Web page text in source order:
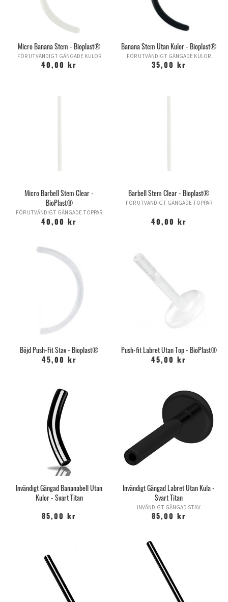
Micro Banana Stem - Bioplast®
FÖR UTVÄNDIGT GÄNGADE KULOR
40,00 kr
Banana Stem Utan Kulor - Bioplast®
FÖR UTVÄNDIGT GÄNGADE KULOR
35,00 kr
Micro Barbell Stem Clear -
BioPlast®
FÖR UTVÄNDIGT GÄNGADE TOPPAR
40,00 kr
Barbell Stem Clear - Bioplast®
FÖR UTVÄNDIGT GÄNGADE TOPPAR
40,00 kr
Böjd Push-Fit Stav - Bioplast®
45,00 kr
Push-fit Labret Utan Top - BioPlast®
45,00 kr
Invändigt Gängad Bananabell Utan
Kulor - Svart Titan
85,00 kr
Invändigt Gängad Labret Utan Kula -
Svart Titan
INVÄNDIGT GÄNGAD STAV
85,00 kr